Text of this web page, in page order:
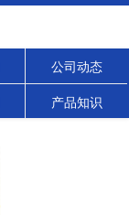
公司动态
产品知识